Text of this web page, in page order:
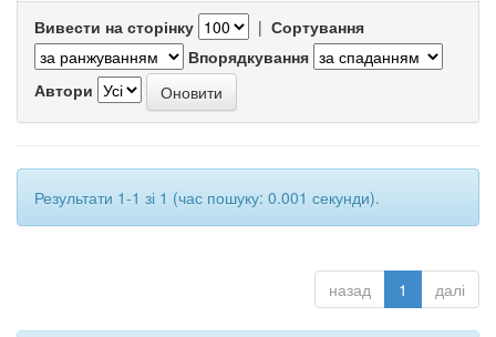
Вивести на сторінку | Сортування
Впорядкування
Автори
Результати 1-1 зі 1 (час пошуку: 0.001 секунди).
назад 1 далі